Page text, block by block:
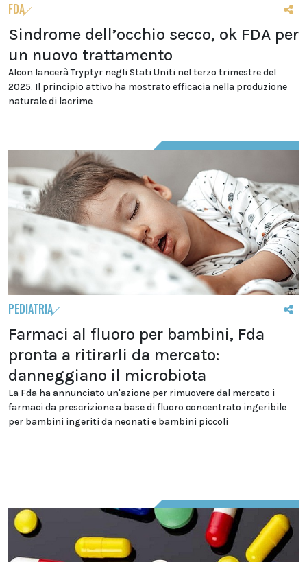
FDA
Sindrome dell’occhio secco, ok FDA per
un nuovo trattamento
Alcon lancerà Tryptyr negli Stati Uniti nel terzo trimestre del
2025. Il principio attivo ha mostrato efficacia nella produzione
naturale di lacrime
PEDIATRIA
Farmaci al fluoro per bambini, Fda
pronta a ritirarli da mercato:
danneggiano il microbiota
La Fda ha annunciato un'azione per rimuovere dal mercato i
farmaci da prescrizione a base di fluoro concentrato ingeribile
per bambini ingeriti da neonati e bambini piccoli